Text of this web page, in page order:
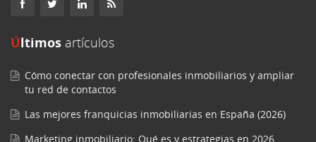
Últimos artículos
Cómo conectar con profesionales inmobiliarios y ampliar
tu red de contactos
Las mejores franquicias inmobiliarias en España (2026)
Marketing inmobiliario: Qué es y estrategias en 2026